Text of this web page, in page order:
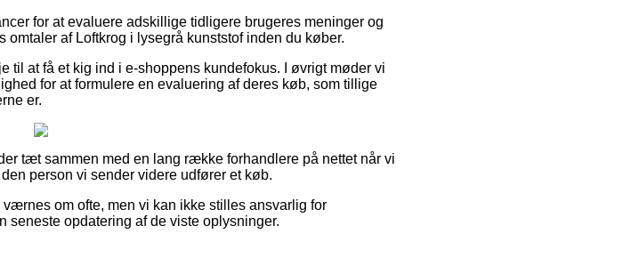
for at evaluere adskillige tidligere brugeres meninger og
af Loftkrog i lysegrå kunststof inden du køber.
til at få et kig ind i e-shoppens kundefokus. I øvrigt møder vi
for at formulere en evaluering af deres køb, som tillige
er.
tæt sammen med en lang række forhandlere på nettet når vi
person vi sender videre udfører et køb.
om ofte, men vi kan ikke stilles ansvarlig for
seneste opdatering af de viste oplysninger.